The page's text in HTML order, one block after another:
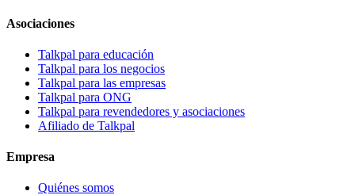
Asociaciones
Talkpal para educación
Talkpal para los negocios
Talkpal para las empresas
Talkpal para ONG
Talkpal para revendedores y asociaciones
Afiliado de Talkpal
Empresa
Quiénes somos